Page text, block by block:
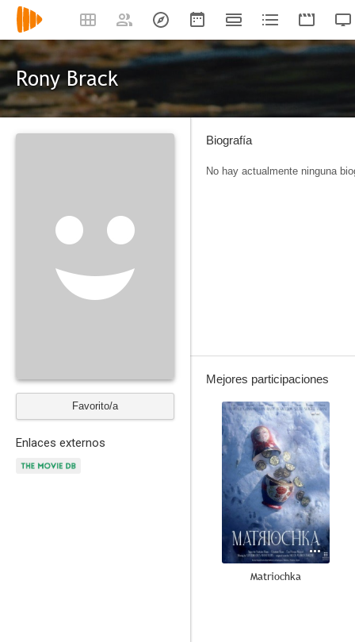
Rony Brack
Favorito/a
Enlaces externos
Biografía
No hay actualmente ninguna
Mejores participaciones
--
Matriochka